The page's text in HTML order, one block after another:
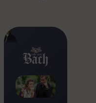
Ode aan